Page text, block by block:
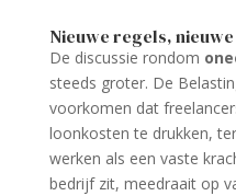
Nieuwe regels,
De discussie rondom
steeds groter. De
voorkomen dat
loonkosten te drukken,
werken als een vaste
bedrijf zit, meedraait op